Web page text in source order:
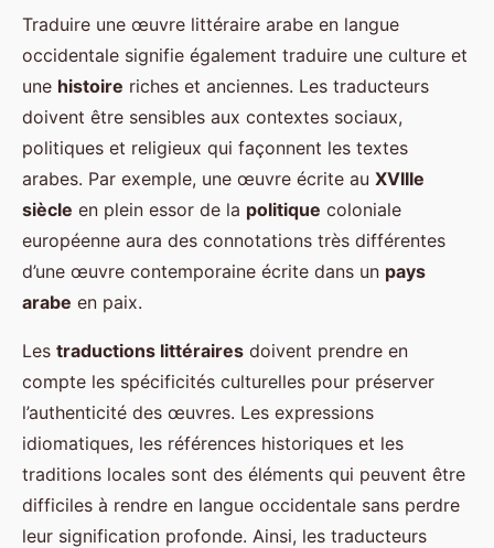
Traduire une œuvre littéraire arabe en langue
occidentale signifie également traduire une culture et
une histoire riches et anciennes. Les traducteurs
doivent être sensibles aux contextes sociaux,
politiques et religieux qui façonnent les textes
arabes. Par exemple, une œuvre écrite au XVIIIe
siècle en plein essor de la politique coloniale
européenne aura des connotations très différentes
d’une œuvre contemporaine écrite dans un pays
arabe en paix.
Les traductions littéraires doivent prendre en
compte les spécificités culturelles pour préserver
l’authenticité des œuvres. Les expressions
idiomatiques, les références historiques et les
traditions locales sont des éléments qui peuvent être
difficiles à rendre en langue occidentale sans perdre
leur signification profonde. Ainsi, les traducteurs